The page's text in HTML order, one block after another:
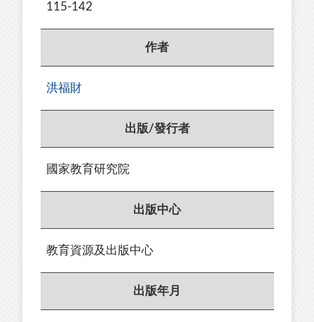
115-142
作者
洪福財
出版/發行者
國家教育研究院
出版中心
教育資源及出版中心
出版年月